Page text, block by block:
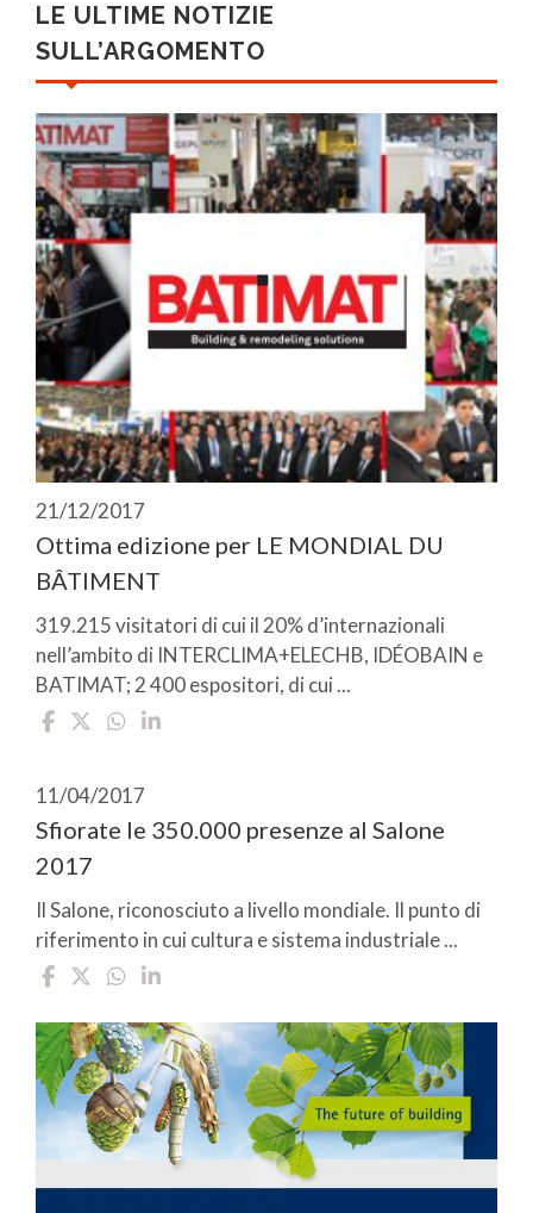
LE ULTIME NOTIZIE
SULL’ARGOMENTO
21/12/2017
Ottima edizione per LE MONDIAL DU
BÂTIMENT
319.215 visitatori di cui il 20% d’internazionali
nell’ambito di INTERCLIMA+ELECHB, IDÉOBAIN e
BATIMAT; 2 400 espositori, di cui ...
11/04/2017
Sfiorate le 350.000 presenze al Salone
2017
Il Salone, riconosciuto a livello mondiale. Il punto di
riferimento in cui cultura e sistema industriale ...